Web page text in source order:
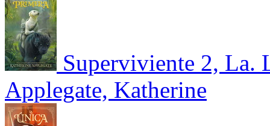
Superviviente 2, La.
Applegate, Katherine